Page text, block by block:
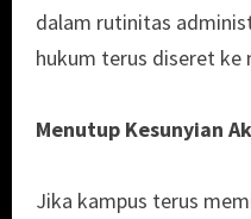
dalam rutinitas
hukum terus diseret ke
Menutup Kesunyian
Jika kampus terus